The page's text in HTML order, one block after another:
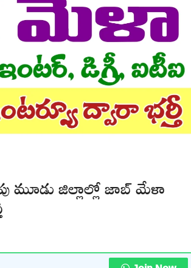
మూడు జిల్లాల్లో జాబ్ మేళా